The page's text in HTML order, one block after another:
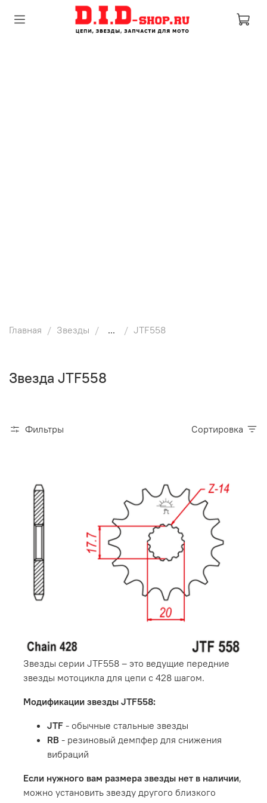
Главная Звезды ... JTF558
Звезда JTF558
Фильтры Сортировка
Звезды серии JTF558 – это ведущие передние
звезды мотоцикла для цепи с 428 шагом.
Модификации звезды JTF558:
JTF - обычные стальные звезды
RB - резиновый демпфер для снижения
вибраций
Если нужного вам размера звезды нет в наличии,
можно установить звезду другого близкого